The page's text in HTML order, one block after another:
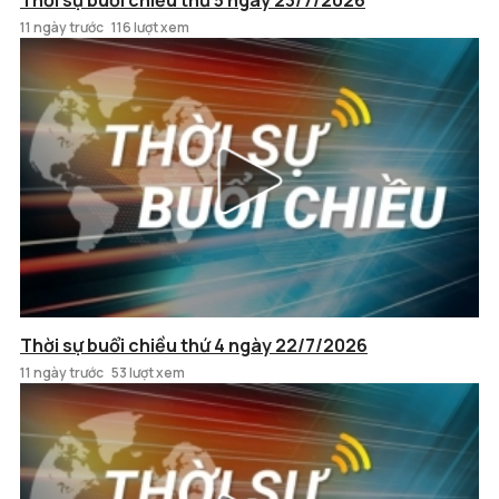
11 ngày trước 116 lượt xem
Thời sự buổi chiều thứ 4 ngày 22/7/2026
11 ngày trước 53 lượt xem